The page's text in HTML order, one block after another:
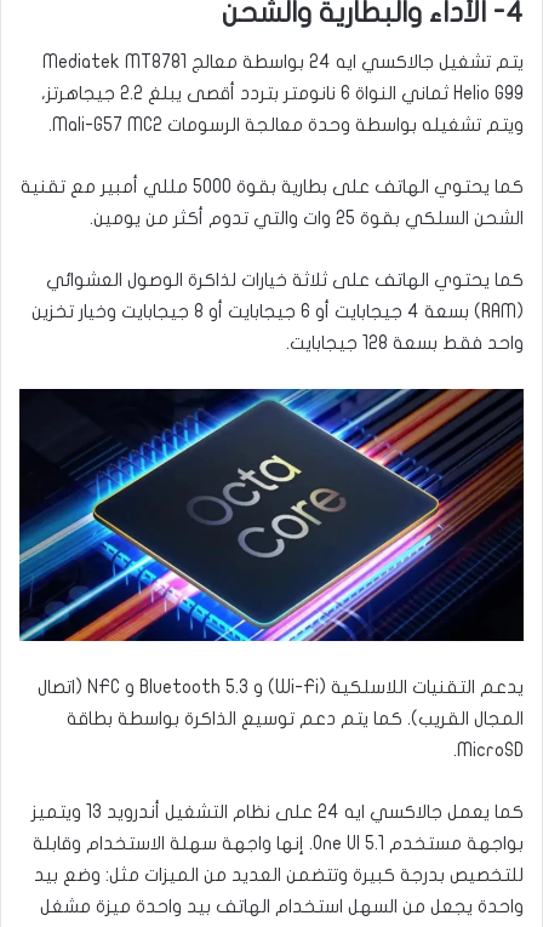
4- الأداء والبطارية والشحن
يتم تشغيل جالاكسي ايه 24 بواسطة معالج Mediatek MT8781
Helio G99 ثماني النواة 6 نانومتر بتردد أقصى يبلغ 2.2 جيجاهرتز،
ويتم تشغيله بواسطة وحدة معالجة الرسومات Mali-G57 MC2.
كما يحتوي الهاتف على بطارية بقوة 5000 مللي أمبير مع تقنية
الشحن السلكي بقوة 25 وات والتي تدوم أكثر من يومين.
كما يحتوي الهاتف على ثلاثة خيارات لذاكرة الوصول العشوائي
(RAM) بسعة 4 جيجابايت أو 6 جيجابايت أو 8 جيجابايت وخيار تخزين
واحد فقط بسعة 128 جيجابايت.
يدعم التقنيات اللاسلكية (Wi-Fi) و Bluetooth 5.3 و NFC (اتصال
المجال القريب). كما يتم دعم توسيع الذاكرة بواسطة بطاقة
MicroSD.
كما يعمل جالاكسي ايه 24 على نظام التشغيل أندرويد 13 ويتميز
بواجهة مستخدم One UI 5.1. إنها واجهة سهلة الاستخدام وقابلة
للتخصيص بدرجة كبيرة وتتضمن العديد من الميزات مثل: وضع بيد
واحدة يجعل من السهل استخدام الهاتف بيد واحدة ميزة مشغل